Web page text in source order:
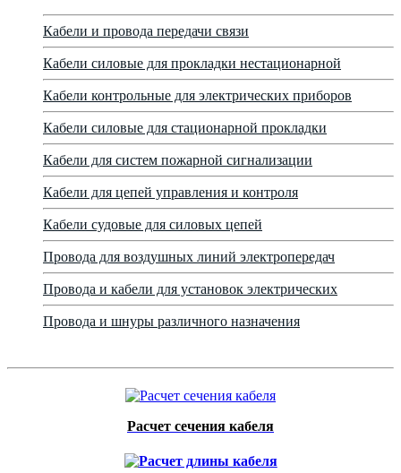
Кабели и провода передачи связи
Кабели силовые для прокладки нестационарной
Кабели контрольные для электрических приборов
Кабели силовые для стационарной прокладки
Кабели для систем пожарной сигнализации
Кабели для цепей управления и контроля
Кабели судовые для силовых цепей
Провода для воздушных линий электропередач
Провода и кабели для установок электрических
Провода и шнуры различного назначения
Расчет сечения кабеля